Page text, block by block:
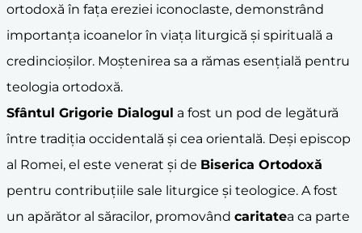
ortodoxă în fața ereziei iconoclaste, demonstrând
importanța icoanelor în viața liturgică și spirituală a
credincioșilor. Moștenirea sa a rămas esențială pentru
teologia ortodoxă.
Sfântul Grigorie Dialogul a fost un pod de legătură
între tradiția occidentală și cea orientală. Deși episcop
al Romei, el este venerat și de Biserica Ortodoxă
pentru contribuțiile sale liturgice și teologice. A fost
un apărător al săracilor, promovând caritatea ca parte